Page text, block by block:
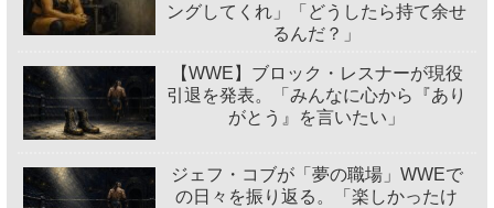
ングしてくれ」「どうしたら持て余せ
るんだ？」
【WWE】ブロック・レスナーが現役
引退を発表。「みんなに心から『あり
がとう』を言いたい」
ジェフ・コブが「夢の職場」WWEで
の日々を振り返る。「楽しかったけ